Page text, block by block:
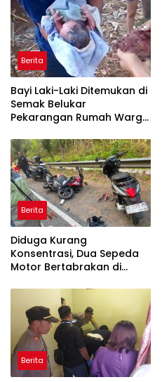
Berita
Bayi Laki-Laki Ditemukan di
Semak Belukar
Pekarangan Rumah Warga
Menempel
Berita
Diduga Kurang
Konsentrasi, Dua Sepeda
Motor Bertabrakan di
Meninggal
Berita